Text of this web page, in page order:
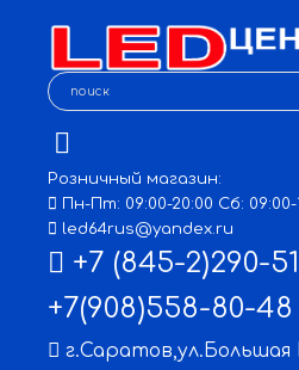
Розничный магазин:
Пн-Пт: 09:00-20:00 Сб:
led64rus@yandex.ru
+7 (845-2)290-
+7(908)558-80-48
г.Саратов,ул.Большая